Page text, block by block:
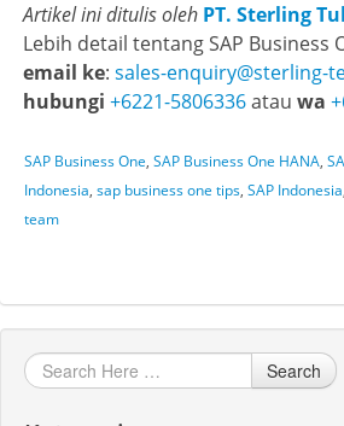
Artikel ini ditulis oleh PT. Sterling
Lebih detail tentang SAP Business
email ke: sales-enquiry@sterling-
hubungi +6221-5806336atau wa
SAP Business One, SAP Business One HANA,
Indonesia, sap business one tips, SAP Indonesia
team
Search